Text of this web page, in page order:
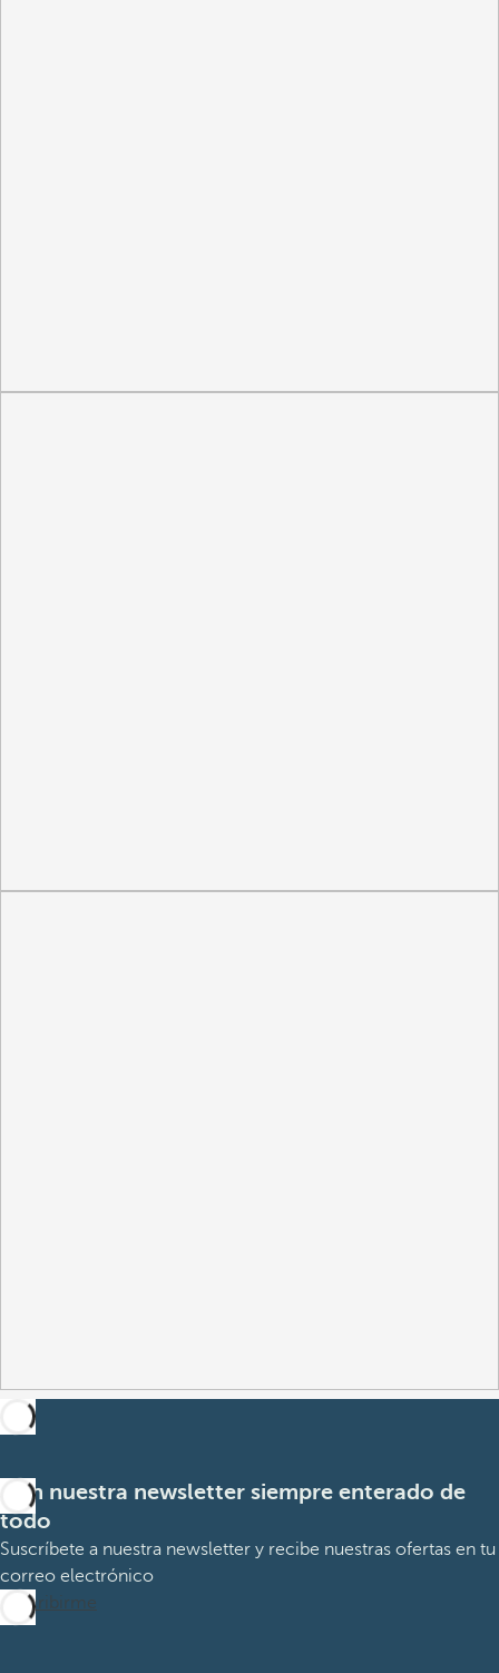
Con nuestra newsletter siempre enterado de
todo
Suscríbete a nuestra newsletter y recibe nuestras ofertas en tu
correo electrónico
Suscribirme